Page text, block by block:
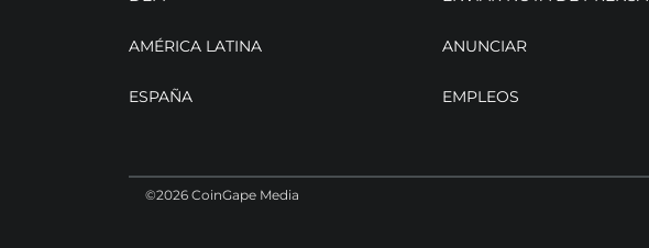
AMÉRICA LATINA
ESPAÑA
ANUNCIAR
EMPLEOS
©2026 CoinGape Media